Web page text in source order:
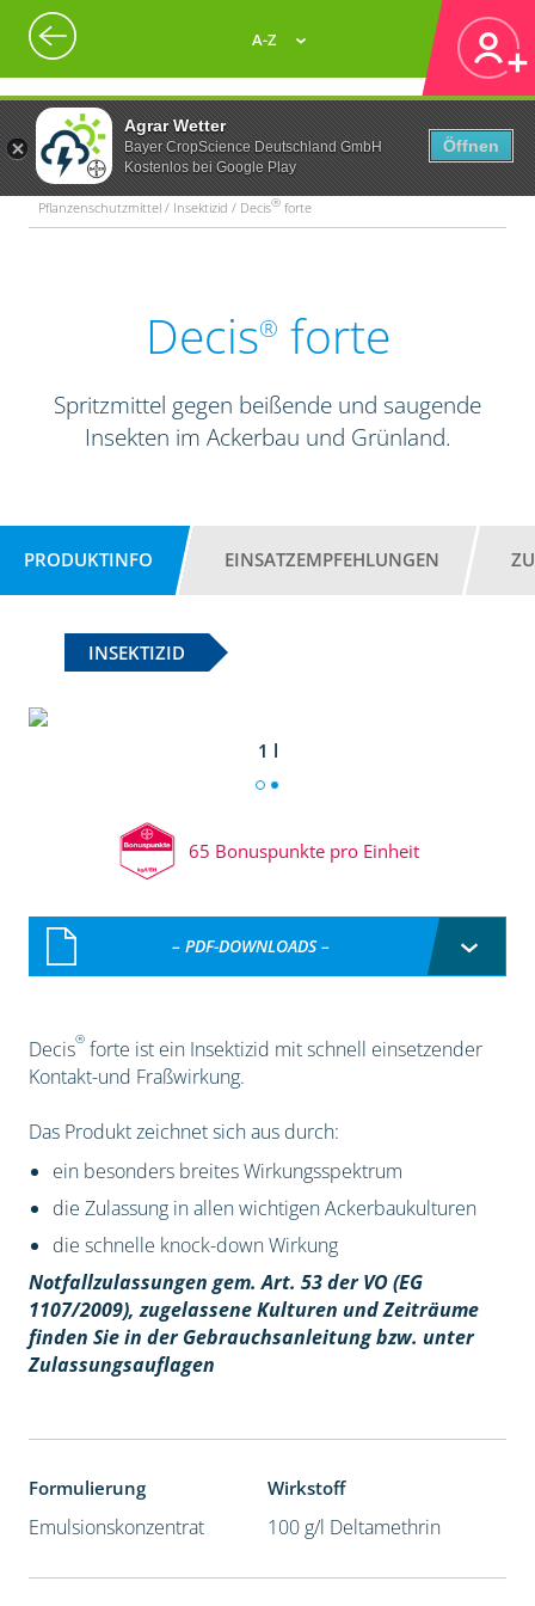
Agrar Wetter
Bayer CropScience Deutschland GmbH
Kostenlos bei Google Play
Öffnen
A-Z
Pflanzenschutzmittel / Insektizid / Decis® forte
Decis® forte
Spritzmittel gegen beißende und saugende
Insekten im Ackerbau und Grünland.
PRODUKTINFO EINSATZEMPFEHLUNGEN
INSEKTIZID
1 l
65 Bonuspunkte pro Einheit
– PDF-DOWNLOADS –
Decis®forte ist ein Insektizid mit schnell einsetzender
Kontakt-und Fraßwirkung.
Das Produkt zeichnet sich aus durch:
ein besonders breites Wirkungsspektrum
die Zulassung in allen wichtigen Ackerbaukulturen
die schnelle knock-down Wirkung
Notfallzulassungen gem. Art. 53 der VO (EG
1107/2009), zugelassene Kulturen und Zeiträume
finden Sie in der Gebrauchsanleitung bzw. unter
Zulassungsauflagen
Formulierung
Emulsionskonzentrat
Wirkstoff
100 g/l Deltamethrin